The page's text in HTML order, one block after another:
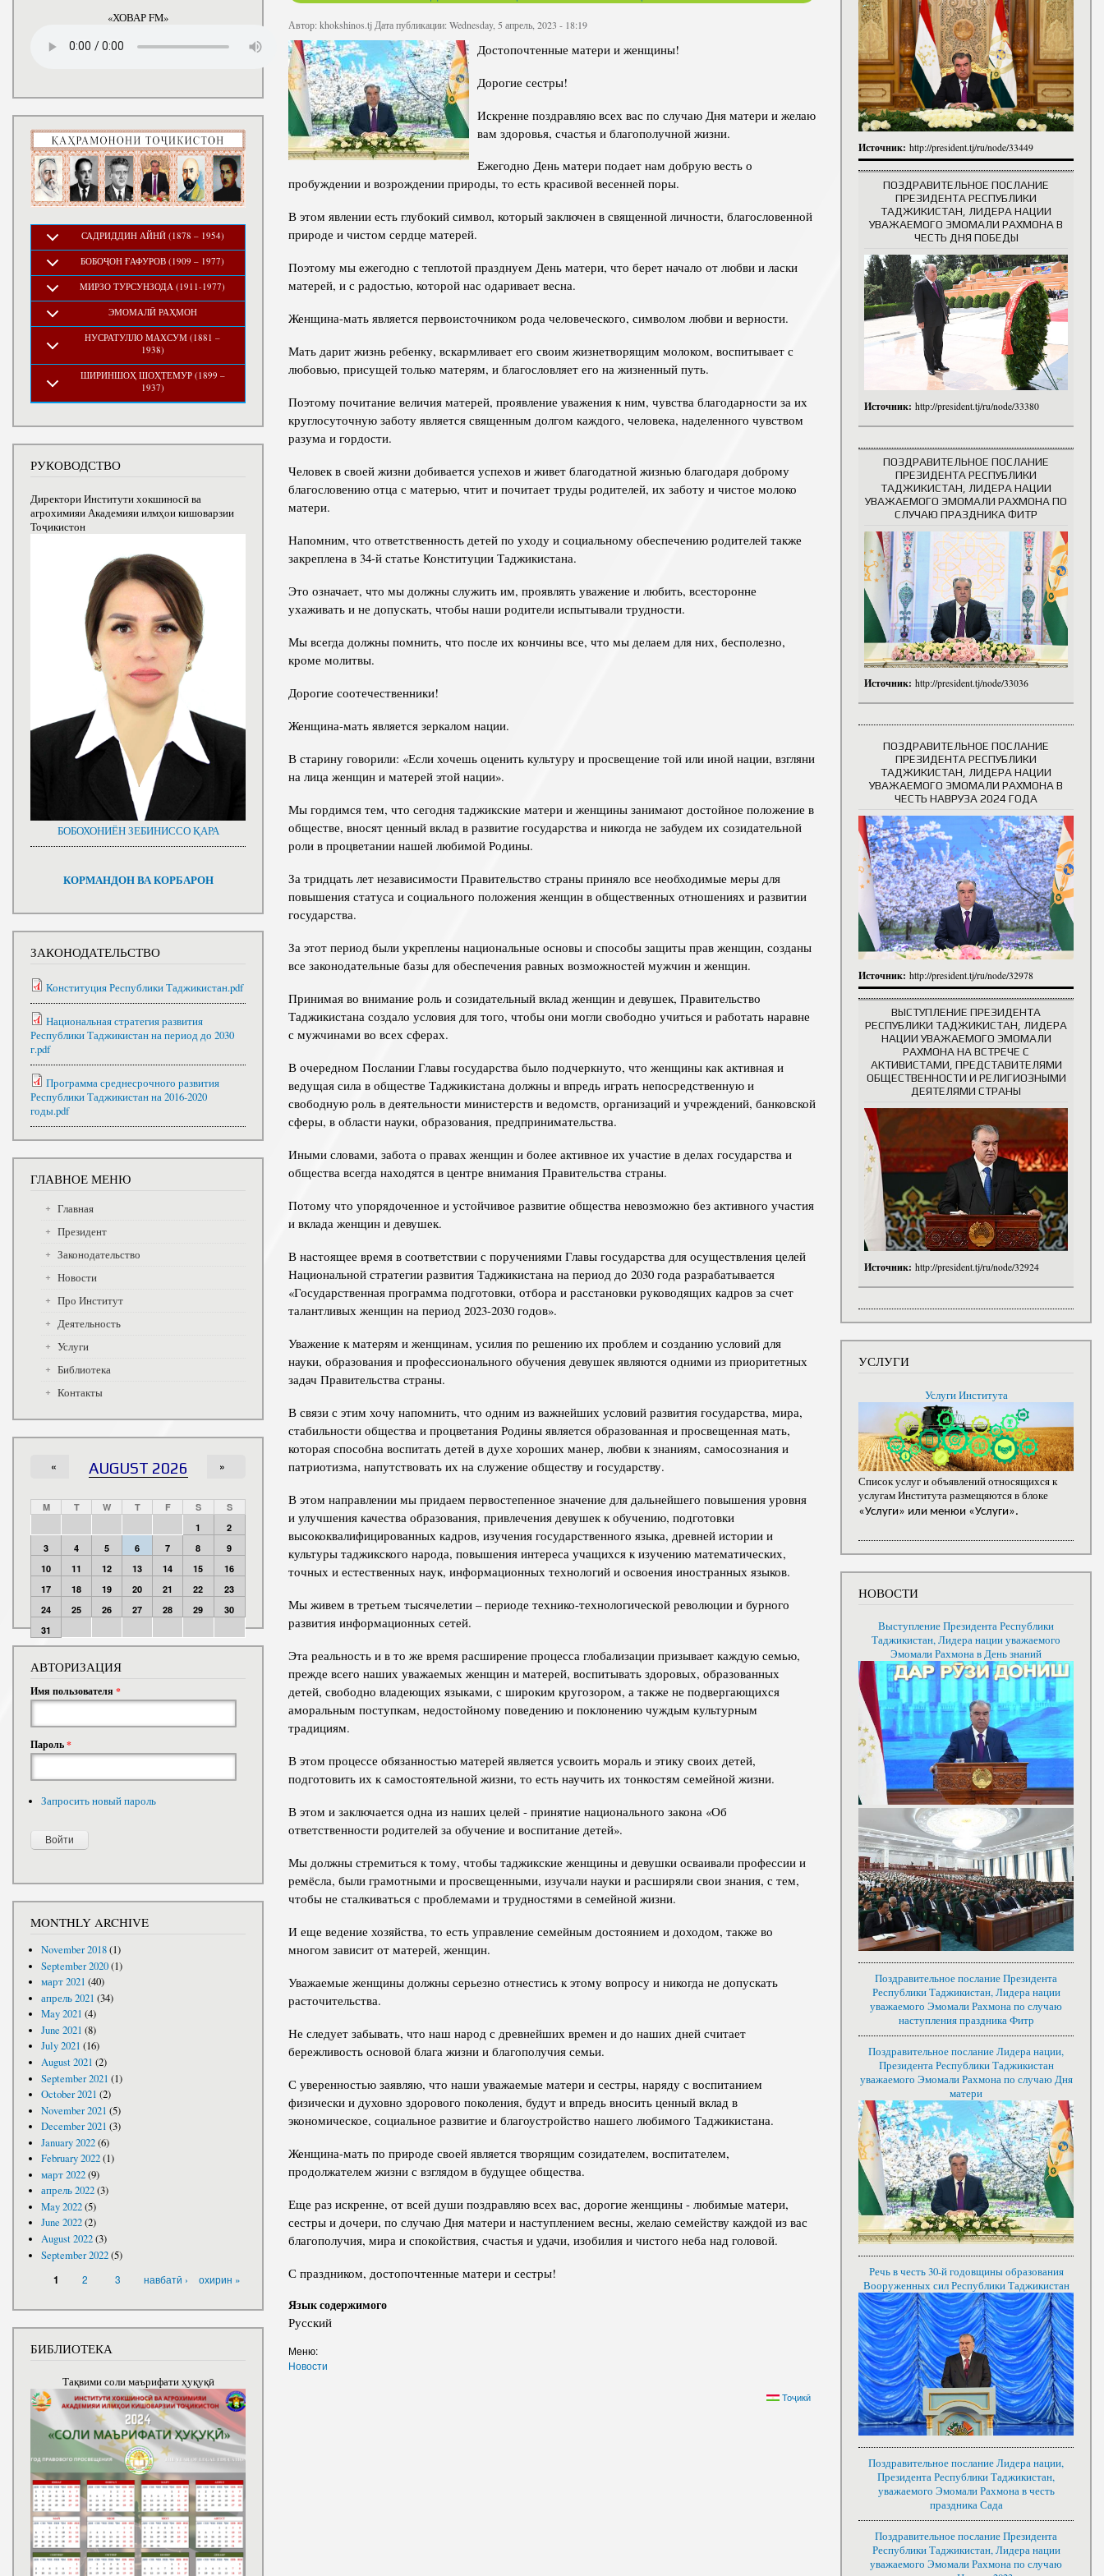
Структура Директор Института
История руководителей
Автор: khokshinos.tj Дата публикации: Wednesday, 5 апрель, 2023 - 18:19
Достопочтенные матери и женщины!
Дорогие сестры!
Искренне поздравляю всех вас по случаю Дня матери и желаю
вам здоровья, счастья и благополучной жизни.
Ежегодно День матери подает нам добрую весть о
пробуждении и возрождении природы, то есть красивой весенней поры.
В этом явлении есть глубокий символ, который заключен в священной личности, благословенной
природе и чистом сердце матерей.
Поэтому мы ежегодно с теплотой празднуем День матери, что берет начало от любви и ласки
матерей, и с радостью, которой нас одаривает весна.
Женщина-мать является первоисточником рода человеческого, символом любви и верности.
Мать дарит жизнь ребенку, вскармливает его своим жизнетворящим молоком, воспитывает с
любовью, присущей только матерям, и благословляет его на жизненный путь.
Поэтому почитание величия матерей, проявление уважения к ним, чувства благодарности за их
круглосуточную заботу является священным долгом каждого, человека, наделенного чувством
разума и гордости.
Человек в своей жизни добивается успехов и живет благодатной жизнью благодаря доброму
благословению отца с матерью, чтит и почитает труды родителей, их заботу и чистое молоко
матери.
Напомним, что ответственность детей по уходу и социальному обеспечению родителей также
закреплена в 34-й статье Конституции Таджикистана.
Это означает, что мы должны служить им, проявлять уважение и любить, всесторонне
ухаживать и не допускать, чтобы наши родители испытывали трудности.
Мы всегда должны помнить, что после их кончины все, что мы делаем для них, бесполезно,
кроме молитвы.
Дорогие соотечественники!
Женщина-мать является зеркалом нации.
В старину говорили: «Если хочешь оценить культуру и просвещение той или иной нации, взгляни
на лица женщин и матерей этой нации».
Мы гордимся тем, что сегодня таджикские матери и женщины занимают достойное положение в
обществе, вносят ценный вклад в развитие государства и никогда не забудем их созидательной
роли в процветании нашей любимой Родины.
За тридцать лет независимости Правительство страны приняло все необходимые меры для
повышения статуса и социального положения женщин в общественных отношениях и развитии
государства.
За этот период были укреплены национальные основы и способы защиты прав женщин, созданы
все законодательные базы для обеспечения равных возможностей мужчин и женщин.
Принимая во внимание роль и созидательный вклад женщин и девушек, Правительство
Таджикистана создало условия для того, чтобы они могли свободно учиться и работать наравне
с мужчинами во всех сферах.
В очередном Послании Главы государства было подчеркнуто, что женщины как активная и
ведущая сила в обществе Таджикистана должны и впредь играть непосредственную и
свободную роль в деятельности министерств и ведомств, организаций и учреждений, банковской
сферы, в области науки, образования, предпринимательства.
Иными словами, забота о правах женщин и более активное их участие в делах государства и
общества всегда находятся в центре внимания Правительства страны.
Потому что упорядоченное и устойчивое развитие общества невозможно без активного участия
и вклада женщин и девушек.
В настоящее время в соответствии с поручениями Главы государства для осуществления целей
Национальной стратегии развития Таджикистана на период до 2030 года разрабатывается
«Государственная программа подготовки, отбора и расстановки руководящих кадров за счет
талантливых женщин на период 2023-2030 годов».
Уважение к матерям и женщинам, усилия по решению их проблем и созданию условий для
науки, образования и профессионального обучения девушек являются одними из приоритетных
задач Правительства страны.
В связи с этим хочу напомнить, что одним из важнейших условий развития государства, мира,
стабильности общества и процветания Родины является образованная и просвещенная мать,
которая способна воспитать детей в духе хороших манер, любви к знаниям, самосознания и
патриотизма, напутствовать их на служение обществу и государству.
В этом направлении мы придаем первостепенное значение для дальнейшего повышения уровня
и улучшения качества образования, привлечения девушек к обучению, подготовки
высококвалифицированных кадров, изучения государственного языка, древней истории и
культуры таджикского народа, повышения интереса учащихся к изучению математических,
точных и естественных наук, информационных технологий и освоения иностранных языков.
Мы живем в третьем тысячелетии – периоде технико-технологической революции и бурного
развития информационных сетей.
Эта реальность и в то же время расширение процесса глобализации призывает каждую семью,
прежде всего наших уважаемых женщин и матерей, воспитывать здоровых, образованных
детей, свободно владеющих языками, с широким кругозором, а также не подвергающихся
аморальным поступкам, недостойному поведению и поклонению чуждым культурным
традициям.
В этом процессе обязанностью матерей является усвоить мораль и этику своих детей,
подготовить их к самостоятельной жизни, то есть научить их тонкостям семейной жизни.
В этом и заключается одна из наших целей - принятие национального закона «Об
ответственности родителей за обучение и воспитание детей».
Мы должны стремиться к тому, чтобы таджикские женщины и девушки осваивали профессии и
ремёсла, были грамотными и просвещенными, изучали науки и расширяли свои знания, с тем,
чтобы не сталкиваться с проблемами и трудностями в семейной жизни.
И еще ведение хозяйства, то есть управление семейным достоянием и доходом, также во
многом зависит от матерей, женщин.
Уважаемые женщины должны серьезно отнестись к этому вопросу и никогда не допускать
расточительства.
Не следует забывать, что наш народ с древнейших времен и до наших дней считает
бережливость основой блага жизни и благополучия семьи.
С уверенностью заявляю, что наши уважаемые матери и сестры, наряду с воспитанием
физически и духовно здорового поколения, будут и впредь вносить ценный вклад в
экономическое, социальное развитие и благоустройство нашего любимого Таджикистана.
Женщина-мать по природе своей является творящим созидателем, воспитателем,
продолжателем жизни с взглядом в будущее общества.
Еще раз искренне, от всей души поздравляю всех вас, дорогие женщины - любимые матери,
сестры и дочери, по случаю Дня матери и наступлением весны, желаю семейству каждой из вас
благополучия, мира и спокойствия, счастья и удачи, изобилия и чистого неба над головой.
С праздником, достопочтенные матери и сестры!
Язык содержимого
Русский
Меню:
Новости
Тоҷикӣ
«ХОВАР FM»
САДРИДДИН АЙНӢ (1878 – 1954)
БОБОҶОН ҒАФУРОВ (1909 – 1977)
МИРЗО ТУРСУНЗОДА (1911-1977)
ЭМОМАЛӢ РАҲМОН
НУСРАТУЛЛО МАХСУМ (1881 –
1938)
ШИРИНШОҲ ШОҲТЕМУР (1899 –
1937)
РУКОВОДСТВО
Директори Институти хокшиносӣ ва
агрохимияи Академияи илмҳои кишоварзии
Тоҷикистон
БОБОХОНИЁН ЗЕБИНИССО ҚАРА
КОРМАНДОН ВА КОРБАРОН
ЗАКОНОДАТЕЛЬСТВО
Конституция Республики Таджикистан.pdf
Национальная стратегия развития
Республики Таджикистан на период до 2030
г.pdf
Программа среднесрочного развития
Республики Таджикистан на 2016-2020
годы.pdf
ГЛАВНОЕ МЕНЮ
Главная
Президент
Законодательство
Новости
Про Институт
Деятельность
Услуги
Библиотека
Контакты
AUGUST 2026
« »
M T W T F S
S
1
2
3
4 5 6 7 8
9
10
11 12 13 14 15
16
17
18 19 20 21 22
23
24
25 26 27 28 29
30
31
АВТОРИЗАЦИЯ
Имя пользователя *
Пароль*
Запросить новый пароль
MONTHLY ARCHIVE
November 2018(1)
September 2020(1)
март 2021 (40)
апрель 2021 (34)
May 2021 (4)
June 2021 (8)
July 2021 (16)
August 2021 (2)
September 2021 (1)
October 2021 (2)
November 2021 (5)
December 2021 (3)
January 2022(6)
February 2022(1)
март 2022(9)
апрель 2022(3)
May 2022(5)
June 2022(2)
August 2022(3)
September 2022(5)
1 2 3 навбатӣ › охирин »
БИБЛИОТЕКА
Тақвими соли маърифати ҳуқуқӣ
Источник: http://president.tj/ru/node/33449
ПОЗДРАВИТЕЛЬНОЕ ПОСЛАНИЕ
ПРЕЗИДЕНТА РЕСПУБЛИКИ
ТАДЖИКИСТАН, ЛИДЕРА НАЦИИ
УВАЖАЕМОГО ЭМОМАЛИ РАХМОНА В
ЧЕСТЬ ДНЯ ПОБЕДЫ
Источник: http://president.tj/ru/node/33380
ПОЗДРАВИТЕЛЬНОЕ ПОСЛАНИЕ
ПРЕЗИДЕНТА РЕСПУБЛИКИ
ТАДЖИКИСТАН, ЛИДЕРА НАЦИИ
УВАЖАЕМОГО ЭМОМАЛИ РАХМОНА ПО
СЛУЧАЮ ПРАЗДНИКА ФИТР
Источник: http://president.tj/node/33036
ПОЗДРАВИТЕЛЬНОЕ ПОСЛАНИЕ
ПРЕЗИДЕНТА РЕСПУБЛИКИ
ТАДЖИКИСТАН, ЛИДЕРА НАЦИИ
УВАЖАЕМОГО ЭМОМАЛИ РАХМОНА В
ЧЕСТЬ НАВРУЗА 2024 ГОДА
Источник: http://president.tj/ru/node/32978
ВЫСТУПЛЕНИЕ ПРЕЗИДЕНТА
РЕСПУБЛИКИ ТАДЖИКИСТАН, ЛИДЕРА
НАЦИИ УВАЖАЕМОГО ЭМОМАЛИ
РАХМОНА НА ВСТРЕЧЕ С
АКТИВИСТАМИ, ПРЕДСТАВИТЕЛЯМИ
ОБЩЕСТВЕННОСТИ И РЕЛИГИОЗНЫМИ
ДЕЯТЕЛЯМИ СТРАНЫ
Источник: http://president.tj/ru/node/32924
УСЛУГИ
Услуги Института
Список услуг и объявлений относящихся к
услугам Института размещяются в блоке
«Услуги» или менюи «Услуги».
НОВОСТИ
Выступление Президента Республики
Таджикистан, Лидера нации уважаемого
Эмомали Рахмона в День знаний
Поздравительное послание Президента
Республики Таджикистан, Лидера нации
уважаемого Эмомали Рахмона по случаю
наступления праздника Фитр
Поздравительное послание Лидера нации,
Президента Республики Таджикистан
уважаемого Эмомали Рахмона по случаю Дня
матери
Речь в честь 30-й годовщины образования
Вооруженных сил Республики Таджикистан
Поздравительное послание Лидера нации,
Президента Республики Таджикистан,
уважаемого Эмомали Рахмона в честь
праздника Сада
Поздравительное послание Президента
Республики Таджикистан, Лидера нации
уважаемого Эмомали Рахмона по случаю